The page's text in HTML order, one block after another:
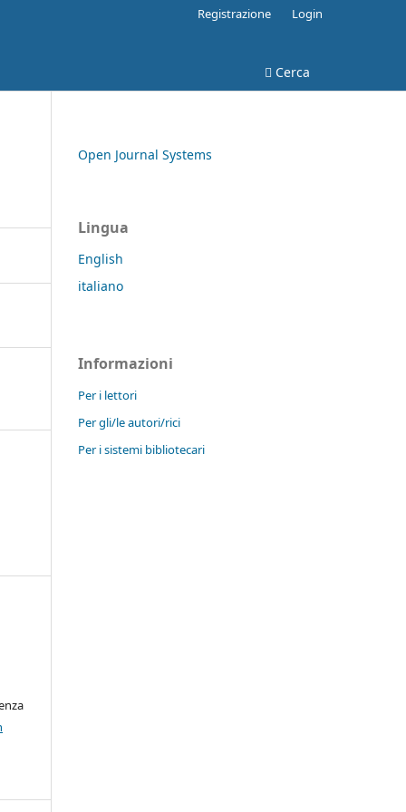
Cerca
Registrazione Login
Open Journal Systems
Lingua
English
italiano
Informazioni
Per i lettori
Per gli/le autori/rici
Per i sistemi bibliotecari